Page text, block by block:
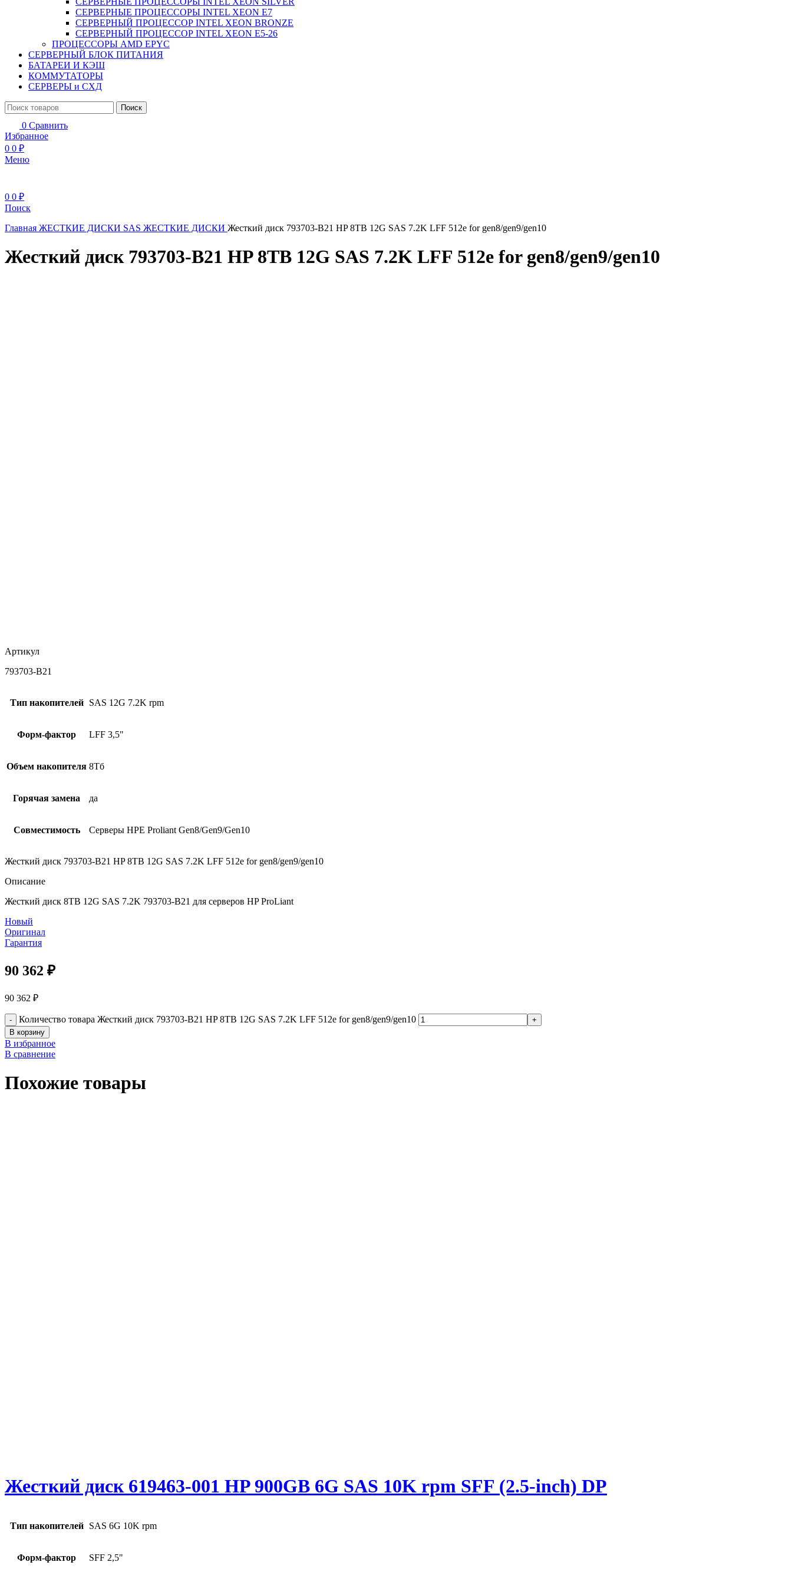
СЕРВЕРНЫЕ ПРОЦЕССОРЫ INTEL XEON Е7
СЕРВЕРНЫЙ ПРОЦЕССОР INTEL XEON BRONZE
СЕРВЕРНЫЙ ПРОЦЕССОР INTEL XEON Е5-26
ПРОЦЕССОРЫ AMD EPYC
СЕРВЕРНЫЙ БЛОК ПИТАНИЯ
БАТАРЕИ И КЭШ
КОММУТАТОРЫ
СЕРВЕРЫ и СХД
Поиск
0 Сравнить
Избранное
0 0 ₽
Меню
0 0 ₽
Поиск
Главная ЖЕСТКИЕ ДИСКИ SAS ЖЕСТКИЕ ДИСКИ Жесткий диск 793703-B21 HP 8TB 12G SAS 7.2K LFF 512e for gen8/gen9/gen10
Жесткий диск 793703-B21 HP 8TB 12G SAS 7.2K LFF 512e for gen8/gen9/gen10
Артикул
793703-B21
Тип накопителей SAS 12G 7.2K rpm
Форм-фактор LFF 3,5"
Объем накопителя 8Тб
Горячая замена да
Совместимость Серверы HPE Proliant Gen8/Gen9/Gen10
Жесткий диск 793703-B21 HP 8TB 12G SAS 7.2K LFF 512e for gen8/gen9/gen10
Описание
Жесткий диск 8TB 12G SAS 7.2K 793703-B21 для серверов HP ProLiant
Новый
Оригинал
Гарантия
90 362 ₽
90 362 ₽
Количество товара Жесткий диск 793703-B21 HP 8TB 12G SAS 7.2K LFF 512e for gen8/gen9/gen10
В корзину
В избранное
В сравнение
Похожие товары
Жесткий диск 619463-001 HP 900GB 6G SAS 10K rpm SFF (2.5-inch) DP
Тип накопителей SAS 6G 10K rpm
Форм-фактор SFF 2,5"